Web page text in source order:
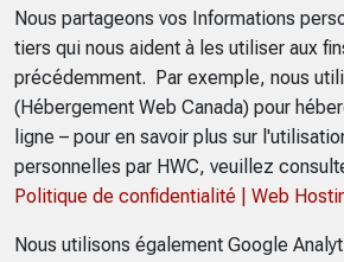
Nous partageons vos Informations
tiers qui nous aident à les utiliser aux
précédemment. Par exemple, nous
(Hébergement Web Canada) pour
ligne – pour en savoir plus sur
personnelles par HWC, veuillez
Politique de confidentialité | Web
Nous utilisons également Google